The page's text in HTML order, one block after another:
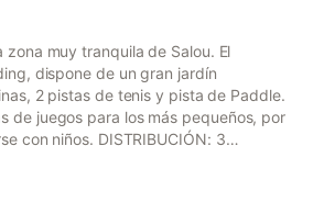
zona muy tranquila de Salou. El
dispone de un gran jardín
2 pistas de tenis y pista de Paddle.
de juegos para los más pequeños, por
con niños. DISTRIBUCIÓN: 3
ventanales con acceso a la gran